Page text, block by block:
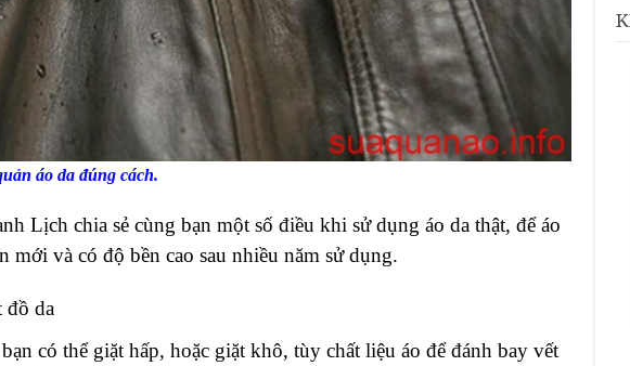
áo da đúng cách.
Lịch chia sẻ cùng bạn một số điều khi sử dụng áo da thật, để áo
mới và có độ bền cao sau nhiều năm sử dụng.
đồ da
có thể giặt hấp, hoặc giặt khô, tùy chất liệu áo để đánh bay vết